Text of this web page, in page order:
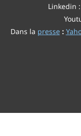
Linkedin :
Dans la presse: